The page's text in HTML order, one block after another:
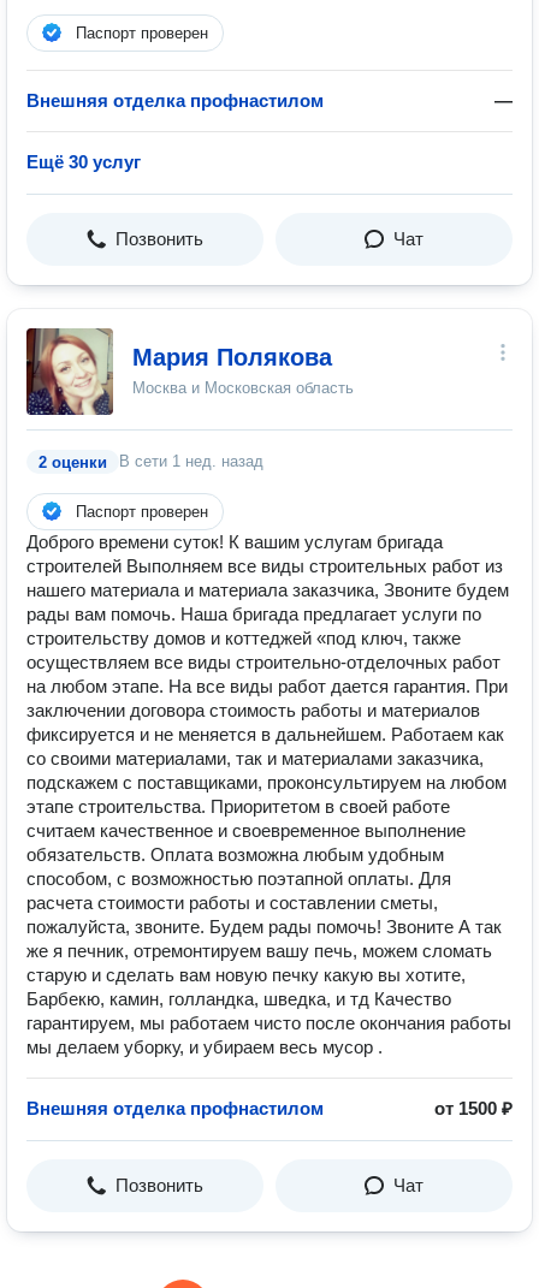
Паспорт проверен
Внешняя отделка профнастилом —
Ещё 30 услуг
Позвонить Чат
Мария Полякова
Москва и Московская область
2 оценки В сети 1 нед. назад
Паспорт проверен
Доброго времени суток! К вашим услугам бригада
строителей Выполняем все виды строительных работ из
нашего материала и материала заказчика, Звоните будем
рады вам помочь. Наша бригада предлагает услуги по
строительству домов и коттеджей «под ключ, также
осуществляем все виды строительно-отделочных работ
на любом этапе. На все виды работ дается гарантия. При
заключении договора стоимость работы и материалов
фиксируется и не меняется в дальнейшем. Работаем как
со своими материалами, так и материалами заказчика,
подскажем с поставщиками, проконсультируем на любом
этапе строительства. Приоритетом в своей работе
считаем качественное и своевременное выполнение
обязательств. Оплата возможна любым удобным
способом, с возможностью поэтапной оплаты. Для
расчета стоимости работы и составлении сметы,
пожалуйста, звоните. Будем рады помочь! Звоните А так
же я печник, отремонтируем вашу печь, можем сломать
старую и сделать вам новую печку какую вы хотите,
Барбекю, камин, голландка, шведка, и тд Качество
гарантируем, мы работаем чисто после окончания работы
мы делаем уборку, и убираем весь мусор .
Внешняя отделка профнастилом от 1500 ₽
Позвонить Чат